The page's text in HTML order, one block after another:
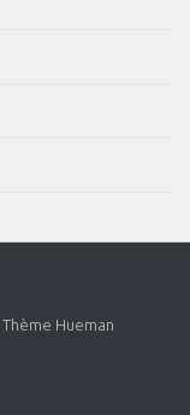
Thème Hueman